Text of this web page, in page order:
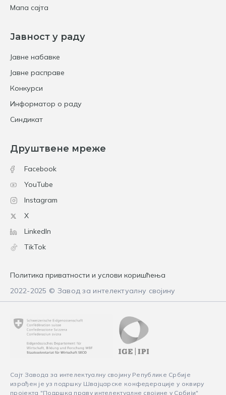
Мапа сајта
Јавност у раду
Јавне набавке
Јавне расправе
Конкурси
Информатор о раду
Синдикат
Друштвене мреже
Facebook
YouTube
Instagram
X
LinkedIn
TikTok
Политика приватности и услови коришћења
2022-2025 © Завод за интелектуалну својину
Сајт Завода за интелектуалну својину Републике Србије
израђен је уз подршку Швајцарске конфедерације у оквиру
пројекта "Подршка праву интелектуалне својине у Србији"